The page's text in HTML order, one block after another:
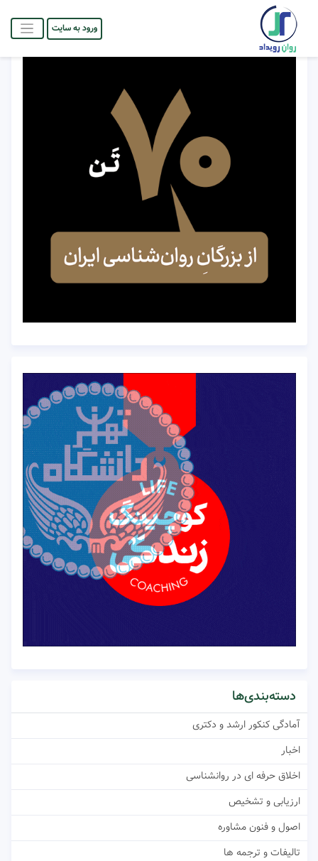
ورود به سایت
دسته‌بندی‌ها
آمادگی کنکور ارشد و دکتری
اخبار
اخلاق حرفه ای در روانشناسی
ارزیابی و تشخیص
اصول و فنون مشاوره
تالیفات و ترجمه ها